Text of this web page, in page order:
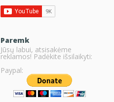
Paremk
Jūsų labui, atsisakėme
reklamos! Padėkite išsilaikyti:
Paypal: